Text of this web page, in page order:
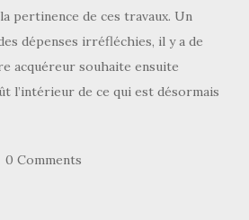
pertinence de ces travaux. Un
dépenses irréfléchies, il y a de
acquéreur souhaite ensuite
l’intérieur de ce qui est désormais
0 Comments